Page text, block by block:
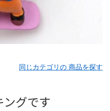
同じカテゴリの 商品を探す
グです